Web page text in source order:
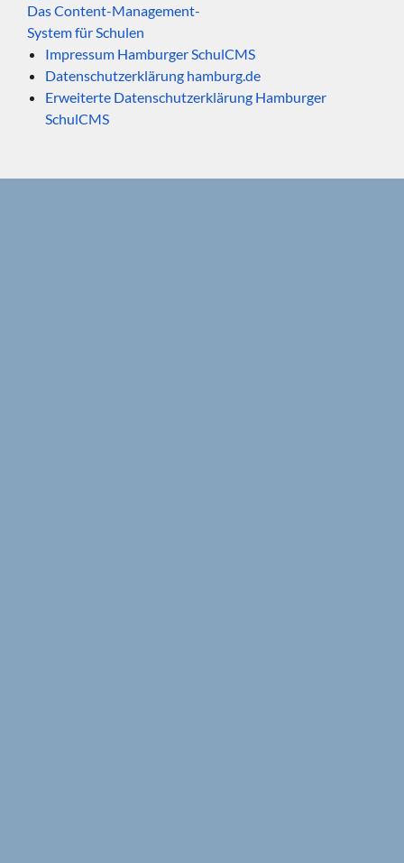
Das Content-Management-
System für Schulen
Impressum Hamburger SchulCMS
Datenschutzerklärung hamburg.de
Erweiterte Datenschutzerklärung Hamburger
SchulCMS